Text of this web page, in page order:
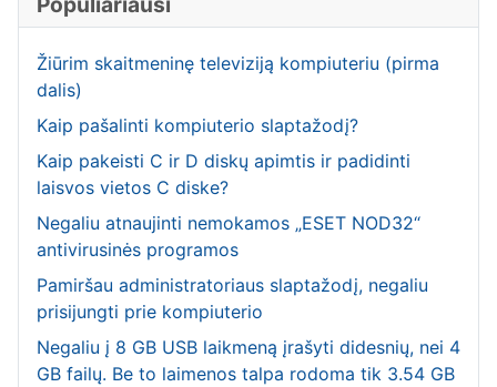
Žiūrim skaitmeninę televiziją kompiuteriu (pirma
dalis)
Kaip pašalinti kompiuterio slaptažodį?
Kaip pakeisti C ir D diskų apimtis ir padidinti
laisvos vietos C diske?
Negaliu atnaujinti nemokamos „ESET NOD32“
antivirusinės programos
Pamiršau administratoriaus slaptažodį, negaliu
prisijungti prie kompiuterio
Negaliu į 8 GB USB laikmeną įrašyti didesnių, nei 4
GB failų. Be to laimenos talpa rodoma tik 3.54 GB